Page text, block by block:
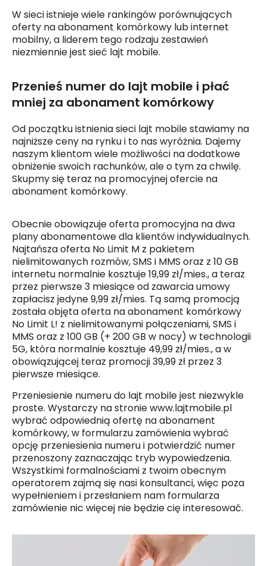
W sieci istnieje wiele rankingów porównujących
oferty na abonament komórkowy lub internet
mobilny, a liderem tego rodzaju zestawień
niezmiennie jest sieć lajt mobile.
Przenieś numer do lajt mobile i płać
mniej za abonament komórkowy
Od początku istnienia sieci lajt mobile stawiamy na
najniższe ceny na rynku i to nas wyróżnia. Dajemy
naszym klientom wiele możliwości na dodatkowe
obniżenie swoich rachunków, ale o tym za chwilę.
Skupmy się teraz na promocyjnej ofercie na
abonament komórkowy.
Obecnie obowiązuje oferta promocyjna na dwa
plany abonamentowe dla klientów indywidualnych.
Najtańsza oferta No Limit M z pakietem
nielimitowanych rozmów, SMS i MMS oraz z 10 GB
internetu normalnie kosztuje 19,99 zł/mies., a teraz
przez pierwsze 3 miesiące od zawarcia umowy
zapłacisz jedyne 9,99 zł/mies. Tą samą promocją
została objęta oferta na abonament komórkowy
No Limit L! z nielimitowanymi połączeniami, SMS i
MMS oraz z 100 GB (+ 200 GB w nocy) w technologii
5G, która normalnie kosztuje 49,99 zł/mies., a w
obowiązującej teraz promocji 39,99 zł przez 3
pierwsze miesiące.
Przeniesienie numeru do lajt mobile jest niezwykle
proste. Wystarczy na stroniewww.lajtmobile.pl
wybrać odpowiednią ofertę na abonament
komórkowy, w formularzu zamówienia wybrać
opcję przeniesienia numeru i potwierdzić numer
przenoszony zaznaczając tryb wypowiedzenia.
Wszystkimi formalnościami z twoim obecnym
operatorem zajmą się nasi konsultanci, więc poza
wypełnieniem i przesłaniem nam formularza
zamówienie nic więcej nie będzie cię interesować.